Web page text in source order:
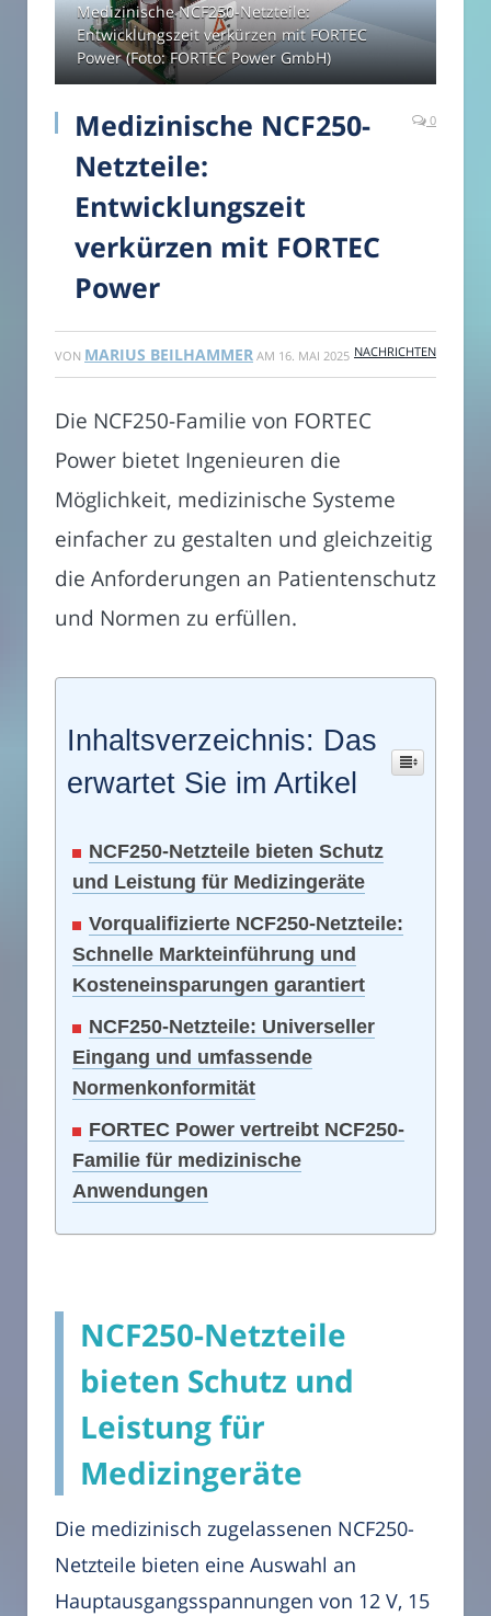
Medizinische NCF250-Netzteile:
Entwicklungszeit verkürzen mit FORTEC
Power (Foto: FORTEC Power GmbH)
Medizinische NCF250-
Netzteile:
Entwicklungszeit
verkürzen mit FORTEC
Power
0
VON MARIUS BEILHAMMER AM 16. MAI 2025 NACHRICHTEN
Die NCF250-Familie von FORTEC
Power bietet Ingenieuren die
Möglichkeit, medizinische Systeme
einfacher zu gestalten und gleichzeitig
die Anforderungen an Patientenschutz
und Normen zu erfüllen.
Inhaltsverzeichnis: Das
erwartet Sie im Artikel
NCF250-Netzteile bieten Schutz
und Leistung für Medizingeräte
Vorqualifizierte NCF250-Netzteile:
Schnelle Markteinführung und
Kosteneinsparungen garantiert
NCF250-Netzteile: Universeller
Eingang und umfassende
Normenkonformität
FORTEC Power vertreibt NCF250-
Familie für medizinische
Anwendungen
NCF250-Netzteile
bieten Schutz und
Leistung für
Medizingeräte
Die medizinisch zugelassenen NCF250-
Netzteile bieten eine Auswahl an
Hauptausgangsspannungen von 12 V, 15